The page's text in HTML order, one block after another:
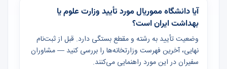
آیا دانشگاه مموریال مورد تأیید وزارت علوم یا
بهداشت ایران است؟
وضعیت تأیید به رشته و مقطع بستگی دارد. قبل از ثبت‌نام
نهایی، آخرین فهرست وزارتخانه‌ها را بررسی کنید — مشاوران
سفیران در این مورد راهنمایی می‌کنند.